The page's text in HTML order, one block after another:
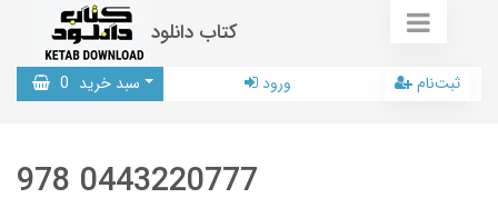
کتاب دانلود
سبد خرید 0 ورود ثبت‌نام
978 0443220777